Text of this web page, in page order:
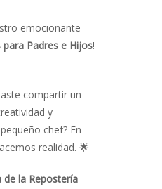
emocionante
para Padres e Hijos!
compartir un
y
chef? En
realidad. 🌟
de la Repostería